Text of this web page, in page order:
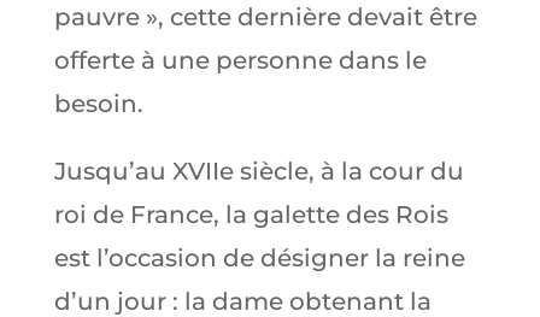
pauvre », cette dernière devait être
offerte à une personne dans le
besoin.
Jusqu’au XVIIe siècle, à la cour du
roi de France, la galette des Rois
est l’occasion de désigner la reine
d’un jour : la dame obtenant la